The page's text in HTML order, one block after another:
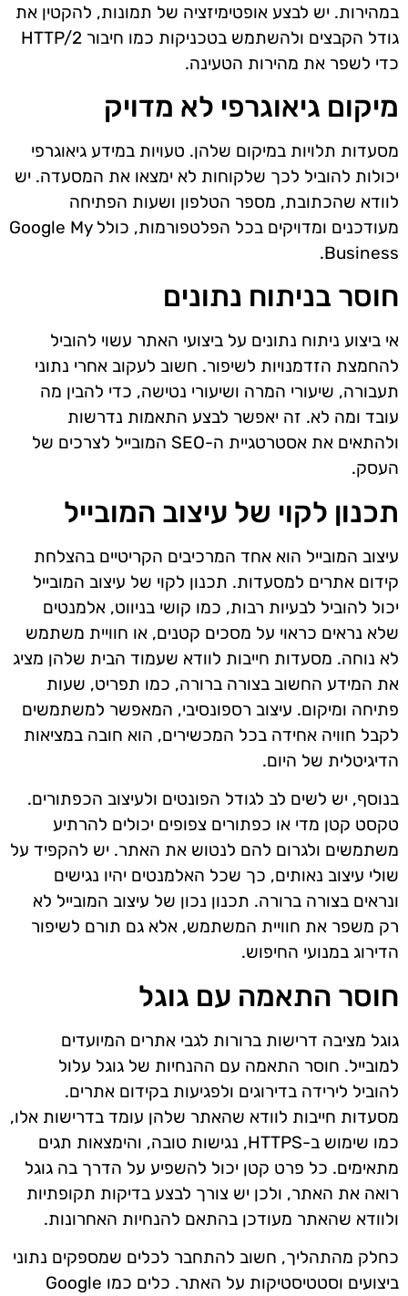
במהירות. יש לבצע אופטימיזציה של תמונות, להקטין את
גודל הקבצים ולהשתמש בטכניקות כמו חיבור HTTP/2
כדי לשפר את מהירות הטעינה.
מיקום גיאוגרפי לא מדויק
מסעדות תלויות במיקום שלהן. טעויות במידע גיאוגרפי
יכולות להוביל לכך שלקוחות לא ימצאו את המסעדה. יש
לוודא שהכתובת, מספר הטלפון ושעות הפתיחה
מעודכנים ומדויקים בכל הפלטפורמות, כולל Google My
Business.
חוסר בניתוח נתונים
אי ביצוע ניתוח נתונים על ביצועי האתר עשוי להוביל
להחמצת הזדמנויות לשיפור. חשוב לעקוב אחרי נתוני
תעבורה, שיעורי המרה ושיעורי נטישה, כדי להבין מה
עובד ומה לא. זה יאפשר לבצע התאמות נדרשות
ולהתאים את אסטרטגיית ה-SEO המובייל לצרכים של
העסק.
תכנון לקוי של עיצוב המובייל
עיצוב המובייל הוא אחד המרכיבים הקריטיים בהצלחת
קידום אתרים למסעדות. תכנון לקוי של עיצוב המובייל
יכול להוביל לבעיות רבות, כמו קושי בניווט, אלמנטים
שלא נראים כראוי על מסכים קטנים, או חוויית משתמש
לא נוחה. מסעדות חייבות לוודא שעמוד הבית שלהן מציג
את המידע החשוב בצורה ברורה, כמו תפריט, שעות
פתיחה ומיקום. עיצוב רספונסיבי, המאפשר למשתמשים
לקבל חוויה אחידה בכל המכשירים, הוא חובה במציאות
הדיגיטלית של היום.
בנוסף, יש לשים לב לגודל הפונטים ולעיצוב הכפתורים.
טקסט קטן מדי או כפתורים צפופים יכולים להרתיע
משתמשים ולגרום להם לנטוש את האתר. יש להקפיד על
שולי עיצוב נאותים, כך שכל האלמנטים יהיו נגישים
ונראים בצורה ברורה. תכנון נכון של עיצוב המובייל לא
רק משפר את חוויית המשתמש, אלא גם תורם לשיפור
הדירוג במנועי החיפוש.
חוסר התאמה עם גוגל
גוגל מציבה דרישות ברורות לגבי אתרים המיועדים
למובייל. חוסר התאמה עם ההנחיות של גוגל עלול
להוביל לירידה בדירוגים ולפגיעות בקידום אתרים.
מסעדות חייבות לוודא שהאתר שלהן עומד בדרישות אלו,
כמו שימוש ב-HTTPS, נגישות טובה, והימצאות תגים
מתאימים. כל פרט קטן יכול להשפיע על הדרך בה גוגל
רואה את האתר, ולכן יש צורך לבצע בדיקות תקופתיות
ולוודא שהאתר מעודכן בהתאם להנחיות האחרונות.
כחלק מהתהליך, חשוב להתחבר לכלים שמספקים נתוני
ביצועים וסטטיסטיקות על האתר. כלים כמו Google